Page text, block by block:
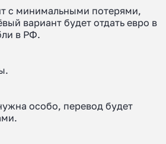
с минимальными потерями,
вариант будет отдать евро в
в РФ.
особо, перевод будет